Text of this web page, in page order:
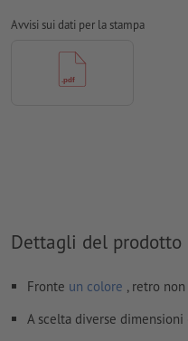
Risoluzione: 600 dpi
Come si creano correttamente
Avvisi sui dati per la stampa
Dettagli del prodotto
Fronte un colore , retro
A scelta diverse